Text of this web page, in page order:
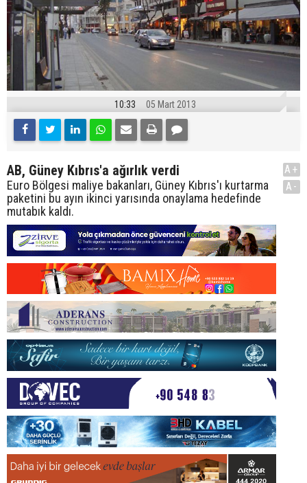
10:33 05 Mart 2013
AB, Güney Kıbrıs'a ağırlık verdi
Euro Bölgesi maliye bakanları, Güney Kıbrıs'ı kurtarma
paketini bu ayın ikinci yarısında onaylama hedefinde
mutabık kaldı.
A+
A-